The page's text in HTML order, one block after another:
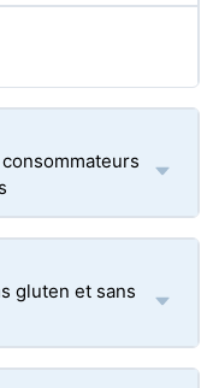
gluten et sans